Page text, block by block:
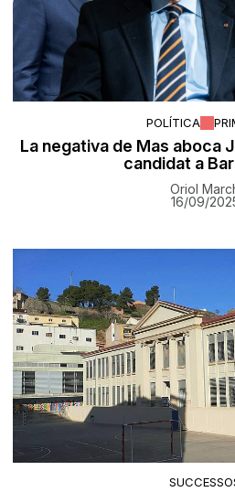
POLÍTICA
La negativa de Mas aboca
candidat a
Oriol
16/09/